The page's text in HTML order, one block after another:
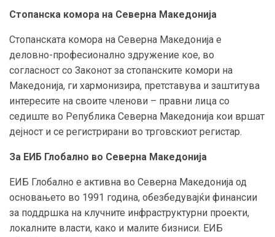
Стопанска комора на Северна Македонија
Стопанската комора на Северна Македонија е
деловно-професионално здружение кое, во
согласност со Законот за стопанските комори на
Македонија, ги хармонизира, претставува и заштитува
интересите на своите членови – правни лица со
седиште во Република Северна Македонија кои вршат
дејност и се регистрирани во трговскиот регистар.
За ЕИБ Глобално во Северна Македонија
ЕИБ Глобално е активна во Северна Македонија од
основањето во 1991 година, обезбедувајќи финансии
за поддршка на клучните инфраструктурни проекти,
локалните власти, како и малите бизниси. ЕИБ